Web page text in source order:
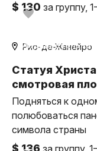
$ 130 за группу,
индивидуальная
Рио-де-Жанейро
Статуя
смотровая
Подняться к
полюбоваться
символа страны
$ 136 за группу,